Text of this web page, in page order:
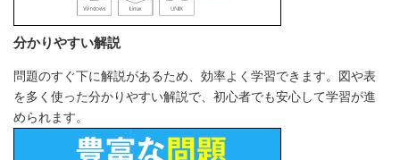
分かりやすい解説
問題のすぐ下に解説があるため、効率よく学習できます。図や表
を多く使った分かりやすい解説で、初心者でも安心して学習が進
められます。